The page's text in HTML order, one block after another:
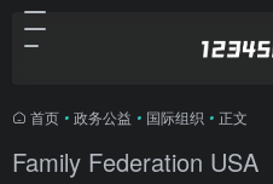
首页 • 政务公益 • 国际组织 • 正文
Family Federation USA